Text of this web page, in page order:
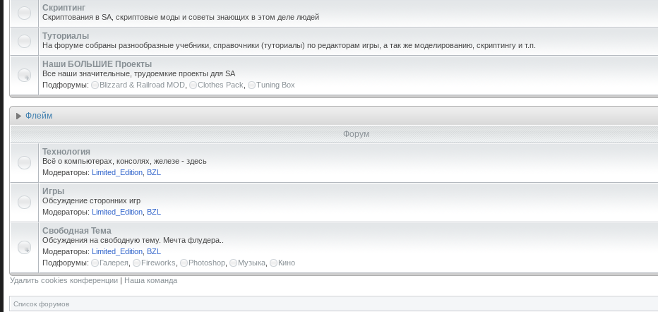
Скриптинг
Скриптования в SA, скриптовые моды и советы знающих в этом деле людей
Туториалы
На форуме собраны разнообразные учебники, справочники (туториалы) по редакторам игры, а так же моделированию, скриптингу и т.п.
Наши БОЛЬШИЕ Проекты
Все наши значительные, трудоемкие проекты для SA
Подфорумы:
Blizzard & Railroad MOD Clothes Pack Tuning Box
Флейм
Форум
Технология
Всё о компьютерах, консолях, железе - здесь
Модераторы: Limited_Edition BZL
Игры
Обсуждение сторонних игр
Модераторы: Limited_Edition BZL
Свободная Тема
Обсуждения на свободную тему. Мечта флудера..
Модераторы: Limited_Edition BZL
Подфорумы:
Галерея Fireworks Photoshop Музыка Кино
Удалить cookies конференции | Наша команда
Список форумов